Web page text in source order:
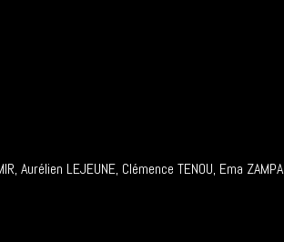
Aurélien LEJEUNE, Clémence TENOU, Ema ZAMPA